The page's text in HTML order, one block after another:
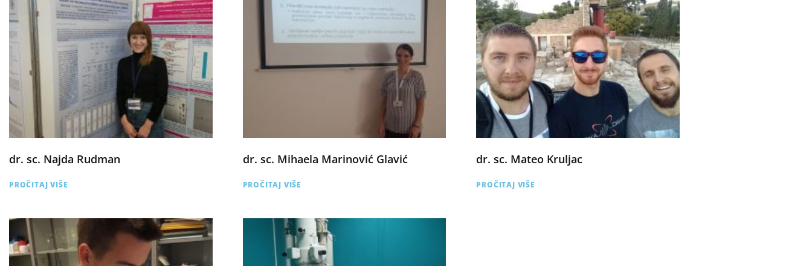
dr. sc. Najda Rudman
PROČITAJ VIŠE
dr. sc. Mihaela Marinović Glavić
PROČITAJ VIŠE
dr. sc. Mateo Kruljac
PROČITAJ VIŠE